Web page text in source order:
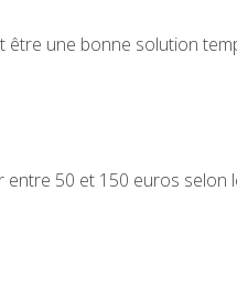
être une bonne solution
entre 50 et 150 euros selon